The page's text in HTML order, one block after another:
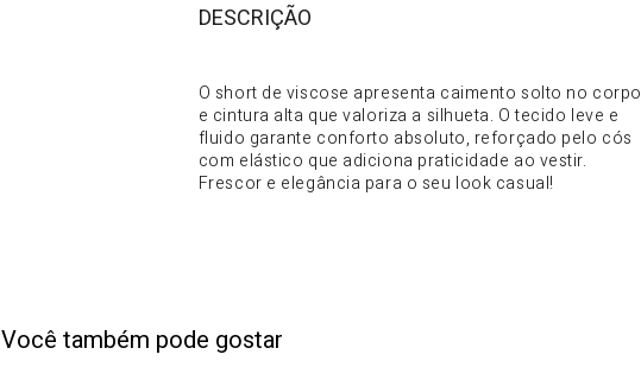
O short de viscose apresenta caimento solto no corpo
e cintura alta que valoriza a silhueta. O tecido leve e
fluido garante conforto absoluto, reforçado pelo cós
com elástico que adiciona praticidade ao vestir.
Frescor e elegância para o seu look casual!
Você também pode gostar